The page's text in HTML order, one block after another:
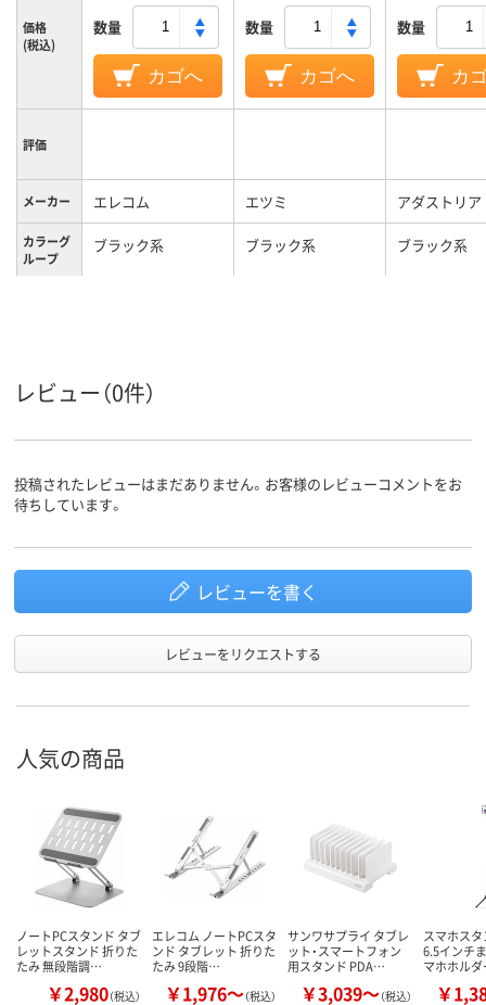
価格
(税込)
数量
カゴへ
数量
カゴへ
数量
カ
評価
メーカー エレコム エツミ アダストリア
カラーグ
ループ
ブラック系 ブラック系 ブラック系
レビュー（0件）
投稿されたレビューはまだありません。お客様のレビューコメントをお
待ちしています。
レビューを書く
レビューをリクエストする
人気の商品
ノートPCスタンド タブ
レットスタンド 折りた
たみ 無段階調…
￥2,980（税込）
エレコム ノートPCスタ
ンド タブレット 折りた
たみ 9段階…
￥1,976～（税込）
サンワサプライ タブレ
ット・スマートフォン
用スタンド PDA…
￥3,039～（税込）
スマホス
6.5インチ
マホホル
￥